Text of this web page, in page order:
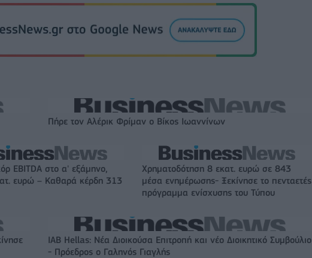
Πήρε τον Αλέρικ Φρίμαν ο Βίκος Ιωαννίνων
EBITDA στο α' εξάμηνο,
ευρώ – Καθαρά κέρδη 313
Χρηματοδότηση 8 εκατ. ευρώ σε 843
μέσα ενημέρωσης- Ξεκίνησε το πενταετές
πρόγραμμα ενίσχυσης του Τύπου
IAB Hellas: Νέα Διοικούσα Επιτροπή και νέο Διοικητικό Συμβούλιο
- Πρόεδρος ο Γαληνός Γιαγλής